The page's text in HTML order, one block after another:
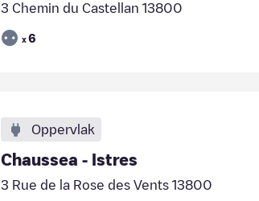
3 Chemin du Castellan 13800
x 6
Oppervlak
Chaussea - Istres
3 Rue de la Rose des Vents 13800